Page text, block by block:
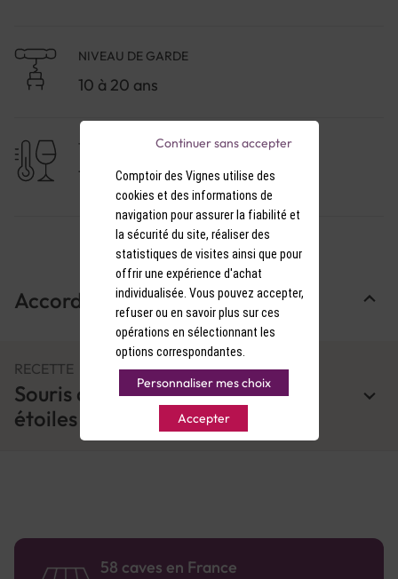
NIVEAU DE GARDE
10 à 20 ans
TEMPÉRATURE DE SERVICE
17-18°C
Accords Mets & Vins
RECETTE
Souris d'agneau caramélisée et
étoiles de polenta
58 caves en France
Comptoir des Vignes utilise des
cookies et des informations de
navigation pour assurer la fiabilité et
la sécurité du site, réaliser des
statistiques de visites ainsi que pour
offrir une expérience d'achat
individualisée. Vous pouvez accepter,
refuser ou en savoir plus sur ces
opérations en sélectionnant les
options correspondantes.
Personnaliser mes choix
Accepter
Continuer sans accepter